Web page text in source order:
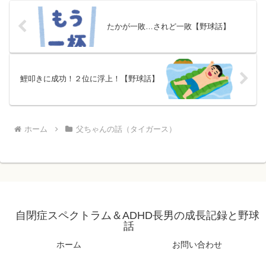
たかが一敗…されど一敗【野球話】
鯉叩きに成功！２位に浮上！【野球話】
ホーム 父ちゃんの話（タイガース）
自閉症スペクトラム＆ADHD長男の成長記録と野球
話
ホーム
お問い合わせ